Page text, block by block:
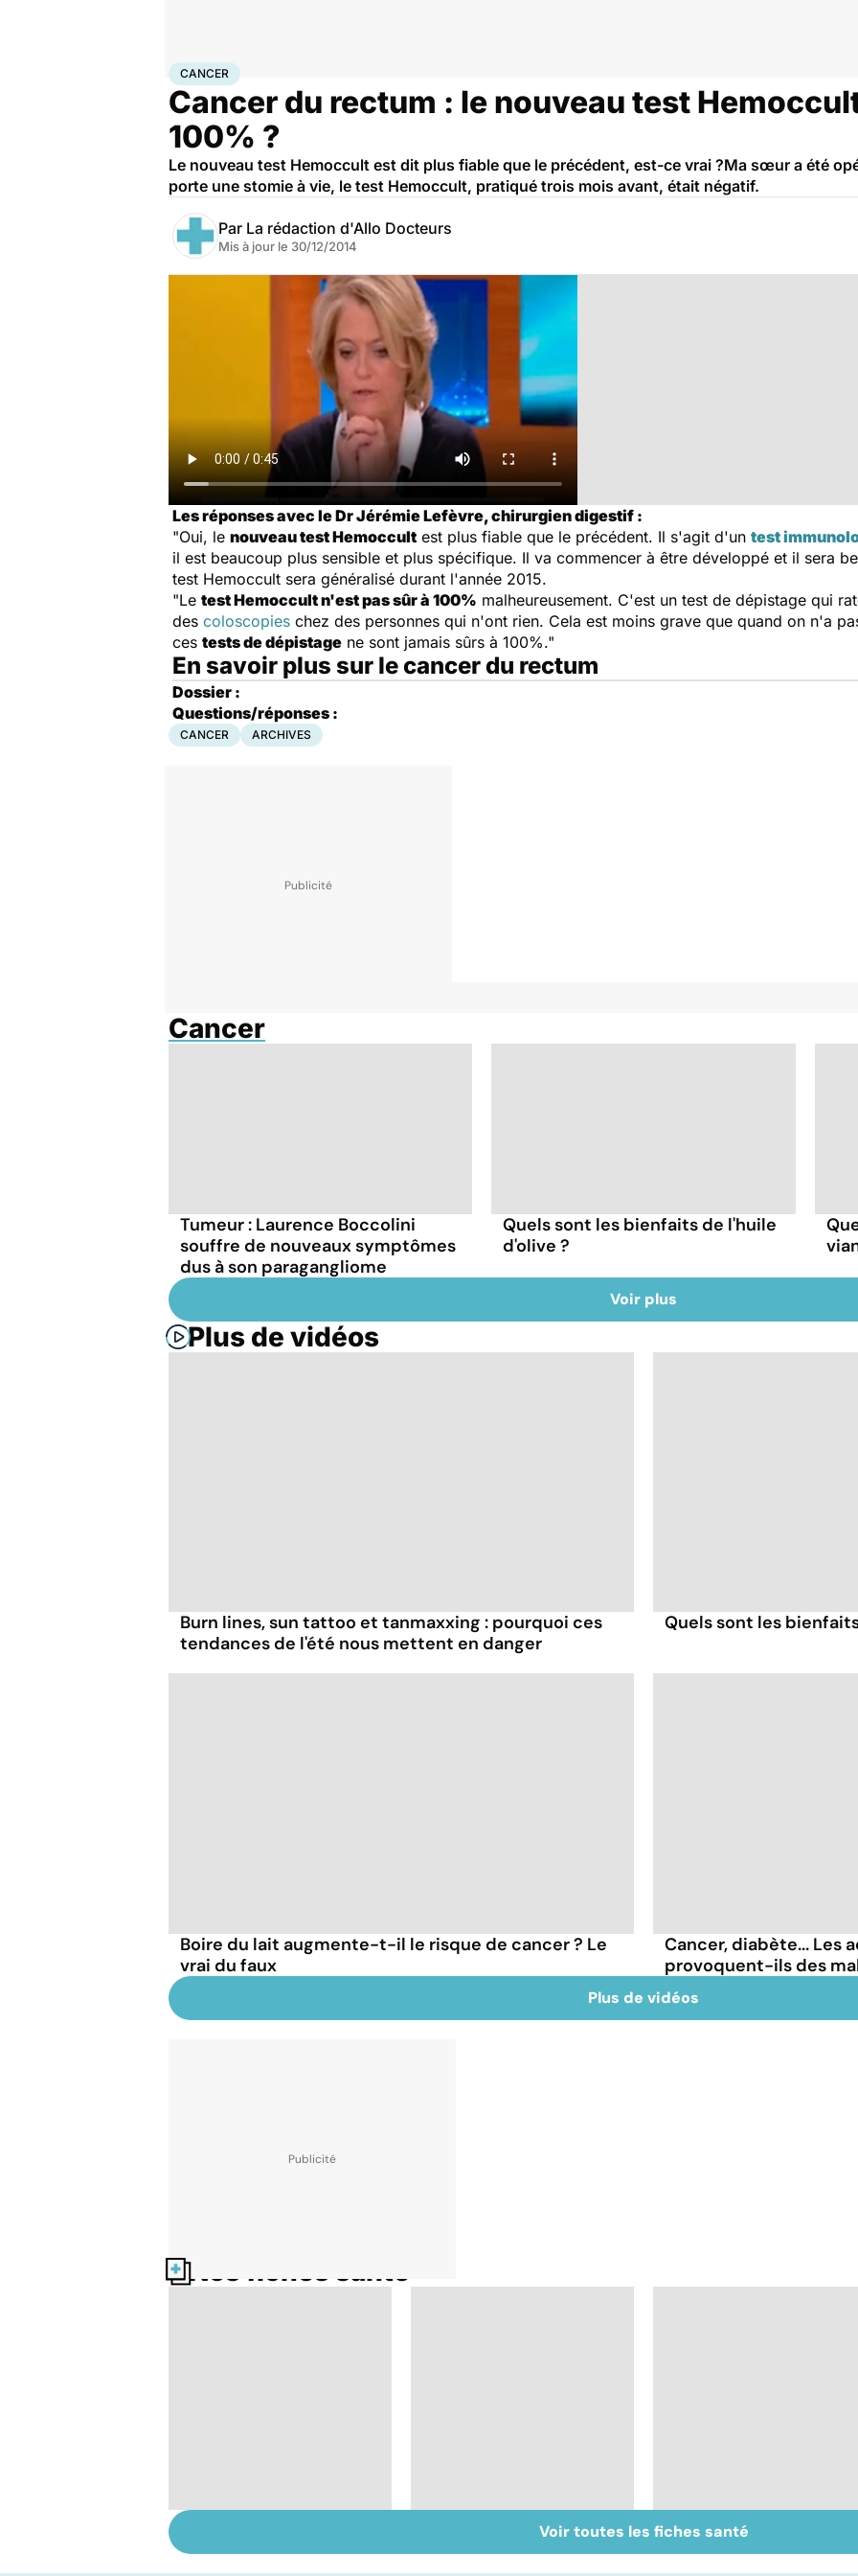
AccueilSanté
CANCER
Cancer du rectum : le nouveau test
100% ?
Le nouveau test Hemoccult est dit plus fiable que le précédent, est-ce vrai ?Ma sœur a été
porte une stomie à vie, le test Hemoccult, pratiqué trois mois avant, était négatif.
Par La rédaction d'Allo Docteurs
Mis à jour le 30/12/2014
Les réponses avec le Dr Jérémie Lefèvre, chirurgien digestif :
"Oui, le nouveau test Hemoccult est plus fiable que le précédent. Il s'agit d'un test
il est beaucoup plus sensible et plus spécifique. Il va commencer à être développé et il sera
test Hemoccult sera généralisé durant l'année 2015.
"Le test Hemoccult n'est pas sûr à 100% malheureusement. C'est un test de dépistage qui
des coloscopies chez des personnes qui n'ont rien. Cela est moins grave que quand on n'a
ces tests de dépistage ne sont jamais sûrs à 100%."
En savoir plus sur le cancer du rectum
Dossier :
Questions/réponses :
CANCER ARCHIVES
Cancer
Tumeur : Laurence Boccolini
souffre de nouveaux symptômes
dus à son paragangliome
Quels sont les bienfaits de l'huile
d'olive ?
Voir plus
Plus de vidéos
Burn lines, sun tattoo et tanmaxxing : pourquoi ces
tendances de l'été nous mettent en danger
Quels sont les
Boire du lait augmente-t-il le risque de cancer ? Le
vrai du faux
Cancer, diabète... Les
provoquent-ils des
Plus de vidéos
Nos fiches santé
les papillomavirus
Faire du sport à
domicile, c'est facile !
Don de gamètes : le
pour et le contre
Voir toutes les fiches santé